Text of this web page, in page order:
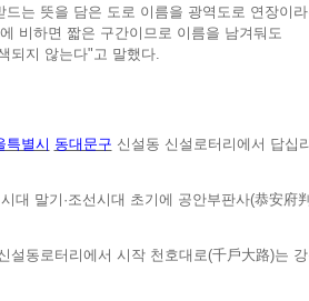
드는 뜻을 담은 도로 이름을 광역도로 연장이
비하면 짧은 구간이므로 이름을 남겨둬도
되지 않는다"고 말했다.
특별시 동대문구 신설동 신설로터리에서 답십
대 말기·조선시대 초기에 공안부판사(恭安府
설동로터리에서 시작 천호대로(千戶大路)는